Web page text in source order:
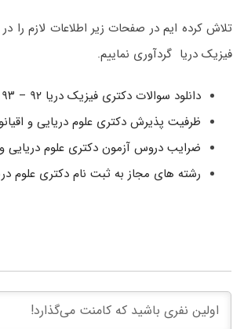
تلاش کرده ایم در صفحات زیر اطلاعات لازم
فیزیک دریا گردآوری نماییم.
دانلود سوالات دکتری فیزیک دریا ۹۲ – ۹۳
ظرفیت پذیرش دکتری علوم دریایی و
ضرایب دروس آزمون دکتری علوم دریایی و
رشته های مجاز به ثبت نام دکتری علوم